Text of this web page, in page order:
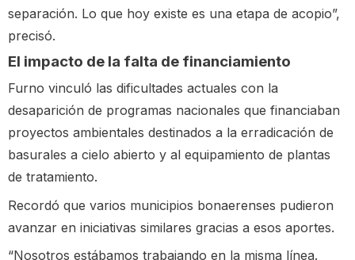
separación. Lo que hoy existe es una etapa de acopio”,
precisó.
El impacto de la falta de financiamiento
Furno vinculó las dificultades actuales con la
desaparición de programas nacionales que financiaban
proyectos ambientales destinados a la erradicación de
basurales a cielo abierto y al equipamiento de plantas
de tratamiento.
Recordó que varios municipios bonaerenses pudieron
avanzar en iniciativas similares gracias a esos aportes.
“Nosotros estábamos trabajando en la misma línea.